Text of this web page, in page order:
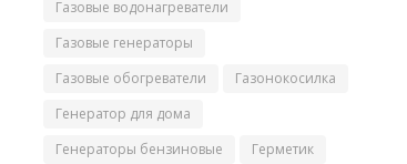
Газовые водонагреватели
Газовые генераторы
Газовые обогреватели
Газонокосилка
Генератор для дома
Генераторы бензиновые
Герметик